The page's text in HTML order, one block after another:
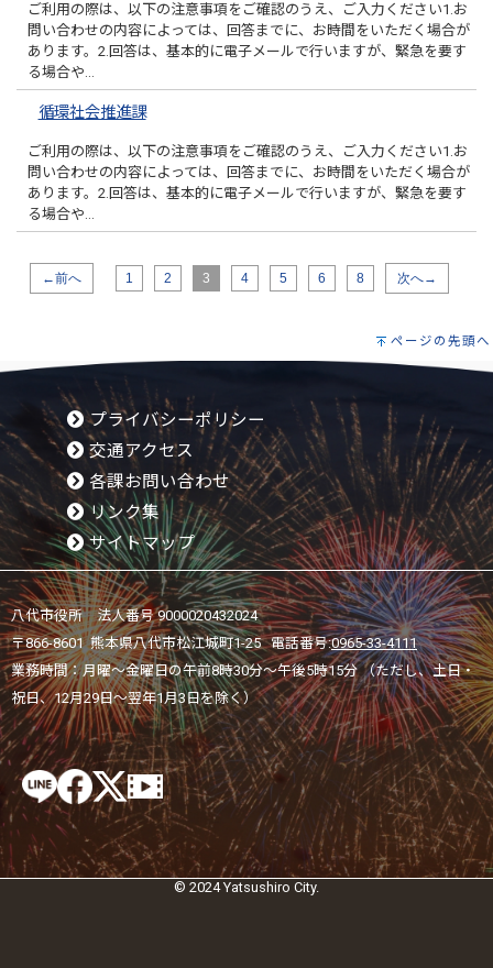
ご利用の際は、以下の注意事項をご確認のうえ、ご入力ください1.お
問い合わせの内容によっては、回答までに、お時間をいただく場合が
あります。2.回答は、基本的に電子メールで行いますが、緊急を要す
る場合や…
循環社会推進課
ご利用の際は、以下の注意事項をご確認のうえ、ご入力ください1.お
問い合わせの内容によっては、回答までに、お時間をいただく場合が
あります。2.回答は、基本的に電子メールで行いますが、緊急を要す
る場合や…
←前へ 1 2 3 4 5 6 8 次へ→
ページの先頭へ
プライバシーポリシー
交通アクセス
各課お問い合わせ
リンク集
サイトマップ
八代市役所 法人番号 9000020432024
〒866-8601 熊本県八代市松江城町1-25 電話番号:0965-33-4111
業務時間：月曜～金曜日の午前8時30分～午後5時15分 （ただし、土日・
祝日、12月29日～翌年1月3日を除く）
© 2024 Yatsushiro City.